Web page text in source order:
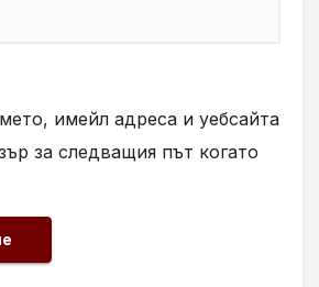
имейл адреса и уебсайта
за следващия път когато